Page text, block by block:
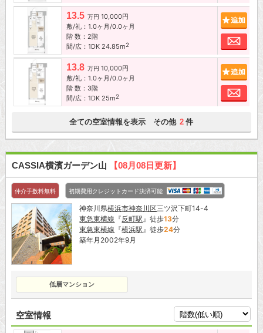
13.5 万円 10,000円
敷/礼：1.0ヶ月/0.0ヶ月
階 数：2階
間/広：1DK 24.85m2
お
13.8 万円 10,000円
敷/礼：1.0ヶ月/0.0ヶ月
階 数：3階
間/広：1DK 25m2
お
全ての空室情報を表示 その他 2 件
CASSIA横濱ガーデン山 【08月08日更新】
仲介手数料無料 初期費用クレジットカード決済可能
神奈川県横浜市神奈川区三ツ沢下町14-4
東急東横線 『反町駅』徒歩13分
東急東横線 『横浜駅』徒歩24分
築年月2002年9月
低層マンション
空室情報